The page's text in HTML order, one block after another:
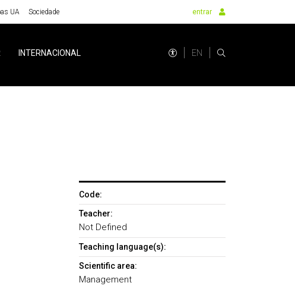
UA Sociedade entrar
INTERNACIONAL EN
Code:
Teacher:
Not Defined
Teaching language(s):
Scientific area:
Management